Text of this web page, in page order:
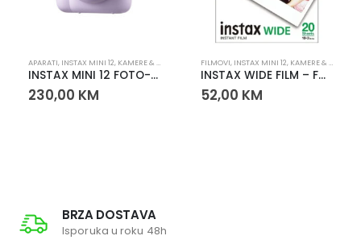
APARATI, INSTAX MINI 12, KAMERE & VIDEO
INSTAX MINI 12 FOTO-APARAT LILAC PURPLE
230,00 KM
FILMOVI, INSTAX MINI 12, KAMERE & VIDEO
INSTAX WIDE FILM – FUJIFILM ORIGINALNI INSTANT FILM
52,00 KM
BRZA DOSTAVA
Isporuka u roku 48h